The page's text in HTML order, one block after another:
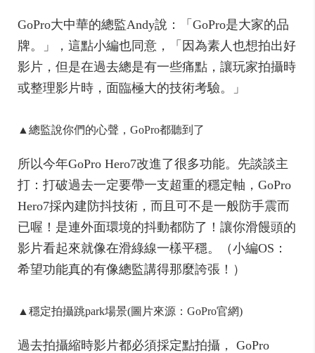
GoPro大中華的總監Andy說：「GoPro是大家的品
牌。」，這點小編也同意，「因為素人也想拍出好
影片，但是在過去總是有一些痛點，讓玩家拍攝時
或整理影片時，面臨極大的技術考驗。」
▲總監說你們的心聲，GoPro都聽到了
所以今年GoPro Hero7改進了很多功能。先談談主
打：打破過去一定要帶一支超重的穩定軸，GoPro
Hero7採內建防抖技術，而且可不是一般防手震而
已喔！是連外面環境的抖動都防了！讓你滑饅頭的
影片看起來就像在滑綠線一樣平穩。（小編OS：
希望功能真的有像總監講得那麼誇張！）
▲穩定拍攝跳park場景(圖片來源：GoPro官網)
過去拍攝縮時影片都必須採定點拍攝， GoPro